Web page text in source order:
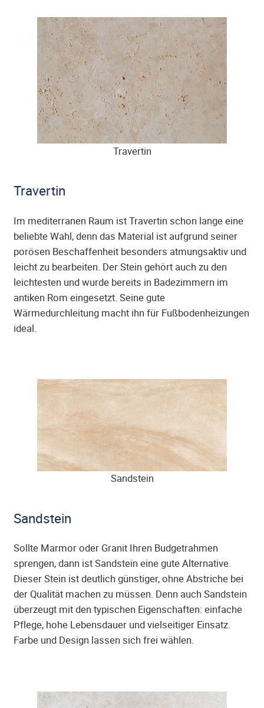
Travertin
Travertin
Im mediterranen Raum ist Travertin schon lange eine
beliebte Wahl, denn das Material ist aufgrund seiner
porösen Beschaffenheit besonders atmungsaktiv und
leicht zu bearbeiten. Der Stein gehört auch zu den
leichtesten und wurde bereits in Badezimmern im
antiken Rom eingesetzt. Seine gute
Wärmedurchleitung macht ihn für Fußbodenheizungen
ideal.
Sandstein
Sandstein
Sollte Marmor oder Granit Ihren Budgetrahmen
sprengen, dann ist Sandstein eine gute Alternative.
Dieser Stein ist deutlich günstiger, ohne Abstriche bei
der Qualität machen zu müssen. Denn auch Sandstein
überzeugt mit den typischen Eigenschaften: einfache
Pflege, hohe Lebensdauer und vielseitiger Einsatz.
Farbe und Design lassen sich frei wählen.